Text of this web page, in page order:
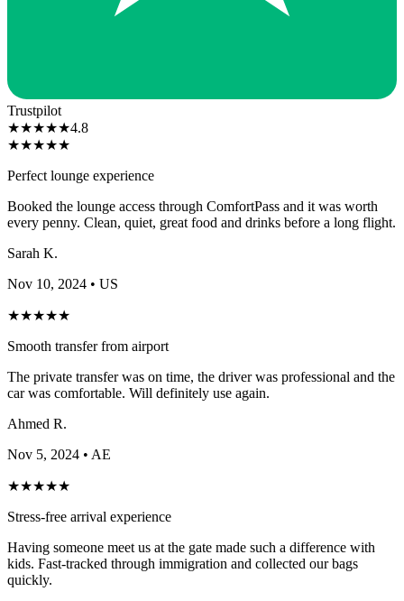
Trustpilot
★★★★★4.8
★★★★★
Perfect lounge experience
Booked the lounge access through ComfortPass and it was worth
every penny. Clean, quiet, great food and drinks before a long flight.
Sarah K.
Nov 10, 2024 • US
★★★★★
Smooth transfer from airport
The private transfer was on time, the driver was professional and the
car was comfortable. Will definitely use again.
Ahmed R.
Nov 5, 2024 • AE
★★★★★
Stress-free arrival experience
Having someone meet us at the gate made such a difference with
kids. Fast-tracked through immigration and collected our bags
quickly.